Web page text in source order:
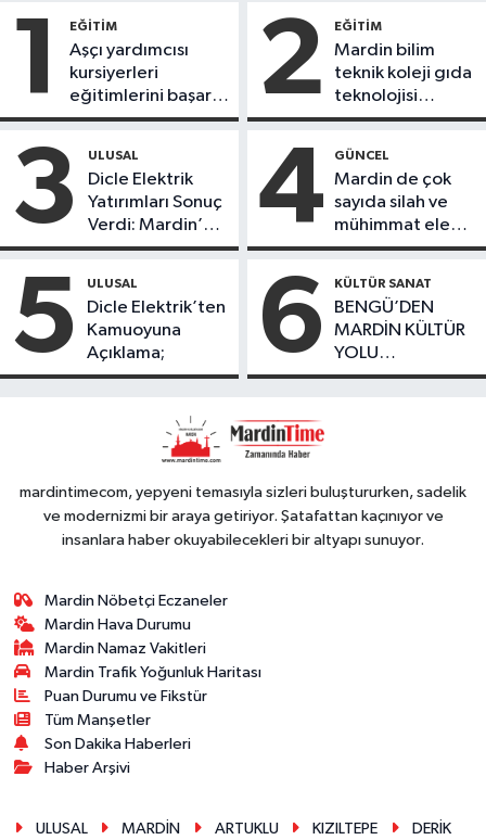
1 EĞİTİM
Aşçı yardımcısı
kursiyerleri
eğitimlerini başarı
ile tamamladı
2 EĞİTİM
Mardin bilim
teknik koleji gıda
teknolojisi
öğrencileri
ürünlerini satarak
köydeki
çoçuklara kitap
desteğinde
bulundu
3 ULUSAL
Dicle Elektrik
Yatırımları Sonuç
Verdi: Mardin’de
Kayıp Kaçak
Düşüş
4 GÜNCEL
Mardin de çok
sayıda silah ve
mühimmat ele
geçirildi
5 ULUSAL
Dicle Elektrik’ten
Kamuoyuna
Açıklama;
6 KÜLTÜR SANAT
BENGÜ’DEN
MARDİN KÜLTÜR
YOLU
FESTIVALİ’NDE
mardintimecom, yepyeni temasıyla sizleri buluştururken, sadelik
ve modernizmi bir araya getiriyor. Şatafattan kaçınıyor ve
insanlara haber okuyabilecekleri bir altyapı sunuyor.
Mardin Nöbetçi Eczaneler
Mardin Hava Durumu
Mardin Namaz Vakitleri
Mardin Trafik Yoğunluk Haritası
Puan Durumu ve Fikstür
Tüm Manşetler
Son Dakika Haberleri
Haber Arşivi
ULUSAL MARDİN ARTUKLU KIZILTEPE DERİK